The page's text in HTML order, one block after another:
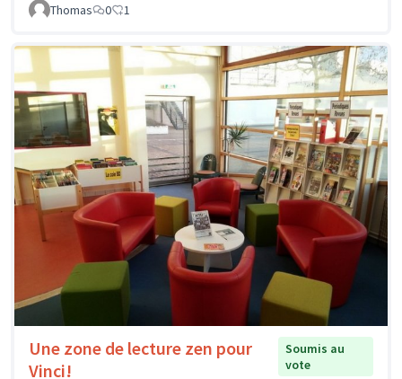
Thomas
0 1
Une zone de lecture zen pour
Vinci!
Soumis au
vote